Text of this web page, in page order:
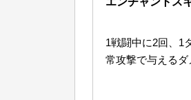
1戦闘中に2回、1
常攻撃で与える